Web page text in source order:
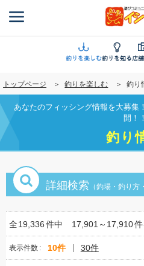
ン
に
移
動
釣りを楽しむ釣りを知る店
トップページ 釣りを楽しむ 釣り
あなたのフィッシング情報を大募集
開！！
釣り
詳細検索 （釣場・釣り方
全19,336件中 17,901～17,910
表示件数 10件 30件